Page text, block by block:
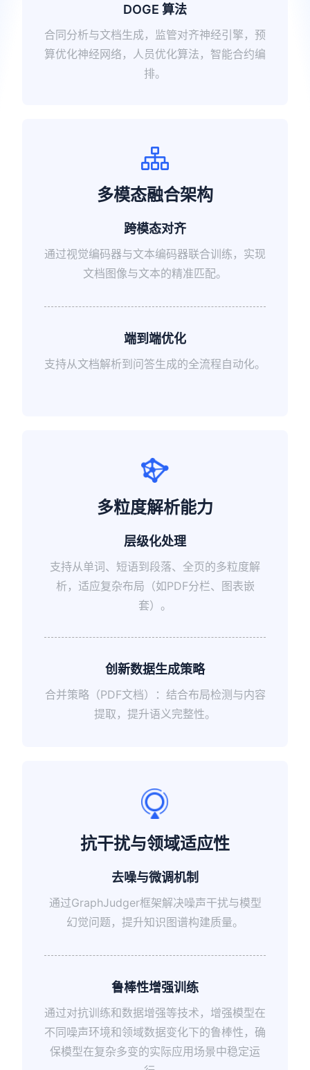
DOGE 算法
合同分析与文档生成，监管对齐神经引擎，预
算优化神经网络，人员优化算法，智能合约编
排。
多模态融合架构
跨模态对齐
通过视觉编码器与文本编码器联合训练，实现
文档图像与文本的精准匹配。
端到端优化
支持从文档解析到问答生成的全流程自动化。
多粒度解析能力
层级化处理
支持从单词、短语到段落、全页的多粒度解
析，适应复杂布局（如PDF分栏、图表嵌
套）。
创新数据生成策略
合并策略（PDF文档）：结合布局检测与内容
提取，提升语义完整性。
抗干扰与领域适应性
去噪与微调机制
通过GraphJudger框架解决噪声干扰与模型
幻觉问题，提升知识图谱构建质量。
鲁棒性增强训练
通过对抗训练和数据增强等技术，增强模型在
不同噪声环境和领域数据变化下的鲁棒性，确
保模型在复杂多变的实际应用场景中稳定运